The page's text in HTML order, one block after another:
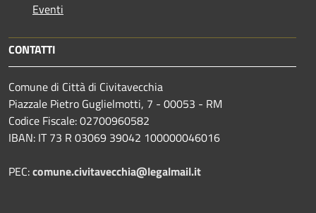
Eventi
CONTATTI
Comune di Città di Civitavecchia
Piazzale Pietro Guglielmotti, 7 - 00053 - RM
Codice Fiscale: 02700960582
IBAN: IT 73 R 03069 39042 100000046016
PEC:comune.civitavecchia@legalmail.it